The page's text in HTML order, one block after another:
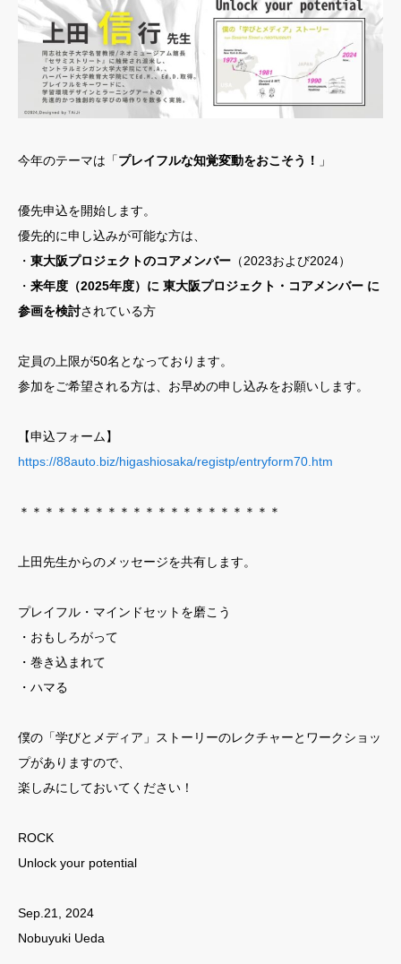
今年のテーマは「プレイフルな知覚変動をおこそう！ 」
優先申込を開始します。
優先的に申し込みが可能な方は、
・ 東大阪プロジェクトのコアメンバー （2023および2024）
・ 来年度（2025年度）に 東大阪プロジェクト・コアメンバー に
参画を検討されている方
定員の上限が50名となっております。
参加をご希望される方は、お早めの申し込みをお願いします。
【申込フォーム】
https://88auto.biz/higashiosaka/registp/entryform70.htm
＊＊＊＊＊＊＊＊＊＊＊＊＊＊＊＊＊＊＊＊＊
上田先生からのメッセージを共有します。
プレイフル・マインドセットを磨こう
・おもしろがって
・巻き込まれて
・ハマる
僕の「学びとメディア」ストーリーのレクチャーとワークショッ
プがありますので、
楽しみにしておいてください！
ROCK
Unlock your potential
Sep.21, 2024
Nobuyuki Ueda